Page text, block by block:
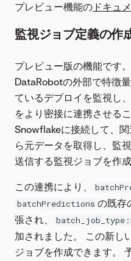
プレビュー機能の ドキュ
監視ジョブ定義の作
プレビュー版の機能です
DataRobotの外部で特徴
ているデプロイを監視し
をより密接に連携させる
Snowflakeに接続して、
ら元データを取得し、監
送信する監視ジョブを作
この連携により、
batchPredictions の既存
張され、
加されました。 この新し
ジョブを作成できます。